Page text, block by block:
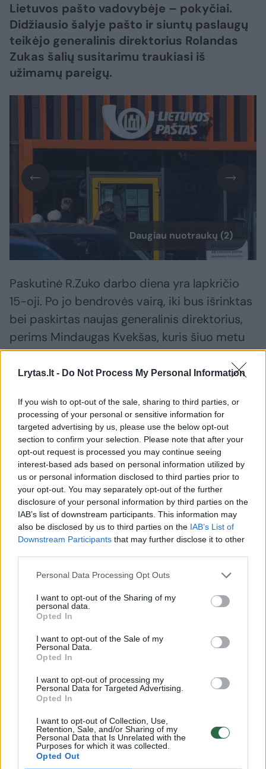
Lrytas.lt - Do Not Process My Personal Information
If you wish to opt-out of the sale, sharing to third parties, or
processing of your personal or sensitive information for
targeted advertising by us, please use the below opt-out
section to confirm your selection. Please note that after your
opt-out request is processed you may continue seeing
interest-based ads based on personal information utilized by
us or personal information disclosed to third parties prior to
your opt-out. You may separately opt-out of the further
disclosure of your personal information by third parties on the
IAB’s list of downstream participants. This information may
also be disclosed by us to third parties on the IAB’s List of
Downstream Participants that may further disclose it to other
Personal Data Processing Opt Outs
I want to opt-out of the Sharing of my
personal data.
Opted In
I want to opt-out of the Sale of my
Personal Data.
Opted In
I want to opt-out of processing my
Personal Data for Targeted Advertising.
Opted In
I want to opt-out of Collection, Use,
Retention, Sale, and/or Sharing of my
Personal Data that Is Unrelated with the
Purposes for which it was collected.
Opted Out
Lietuvos pašto vadovybėje – pokyčiai.
Didžiausio šalyje pašto ir siuntų paslaugų
teikėjo generalinis direktorius Rolandas
Zukas šalių susitarimu traukiasi iš
užimamų pareigų.
Daugiau nuotraukų (2)
Paskutinė R.Zuko darbo diena yra lapkričio
15-oji. Po jo bendrovės vairą, iki bus išrinktas
bei paskirtas naujas generalinis direktorius,
perims Mindaugas Kvekšas, kuris šiuo metu
yra Lietuvos pašto Finansų ir administravimo
padalinio direktorius. Naujo vadovo paieškai
kurio rezultatai turėtų paaiškėti po kelių
mėnesių.
„Tai buvo tikrai intensyvūs ir įdomūs metai –
per juos bendrovėje pavyko įgyvendinti
nemažai svarbių ir pozityvių pokyčių“, – sako
R.Zukas.
R.Zukas Lietuvos paštui vadovavo nuo 2023
m. vasario 24 d.